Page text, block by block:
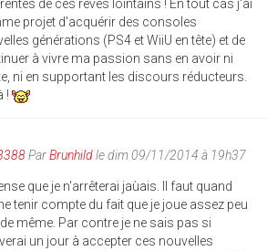
de ces rêves lointains ! En tout cas j'ai
projet d'acquérir des consoles
générations (PS4 et WiiU en tête) et de
à vivre ma passion sans en avoir ni
ni en supportant les discours réducteurs.
!
ParBrunhildle dim 09/11/2014 à 19h37
que je n'arrêterai jaùais. Il faut quand
tenir compte du fait que je joue assez peu
même. Par contre je ne sais pas si
un jour à accepter ces nouvelles